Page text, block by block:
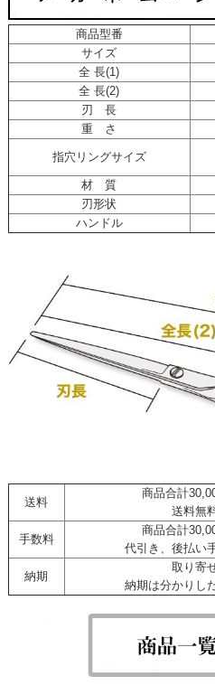
商品型番
サイズ
全 長(1)
全 長(2)
刃 長
重 さ
指穴リングサイズ
材 質
刃形状
ハンドル
送料
商品合計
送料無
手数料
商品合計
代引き、後払い
納期
取り寄
納期は分かりし